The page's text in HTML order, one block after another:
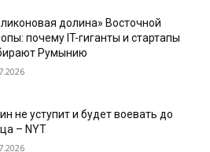
долина» Восточной
почему IT-гиганты и стартапы
Румынию
не уступит и будет воевать до
– NYT